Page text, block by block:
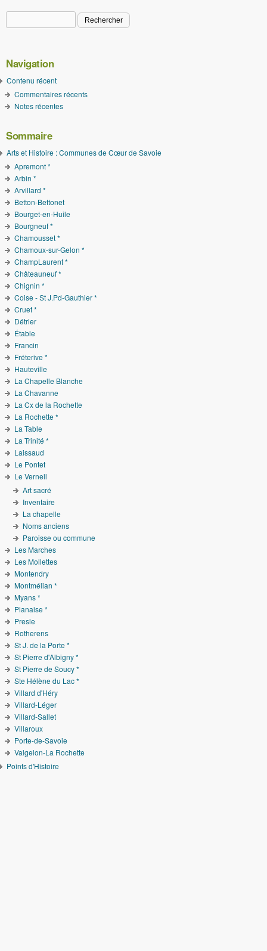
Formulaire de recherche
Navigation
Contenu récent
Commentaires récents
Notes récentes
Sommaire
Arts et Histoire : Communes de Cœur de Savoie
Apremont *
Arbin *
Arvillard *
Betton-Bettonet
Bourget-en-Huile
Bourgneuf *
Chamousset *
Chamoux-sur-Gelon *
ChampLaurent *
Châteauneuf *
Chignin *
Coise - St J.Pd-Gauthier *
Cruet *
Détrier
Étable
Francin
Fréterive *
Hauteville
La Chapelle Blanche
La Chavanne
La Cx de la Rochette
La Rochette *
La Table
La Trinité *
Laissaud
Le Pontet
Le Verneil
Art sacré
Inventaire
La chapelle
Noms anciens
Paroisse ou commune
Les Marches
Les Mollettes
Montendry
Montmélian *
Myans *
Planaise *
Presle
Rotherens
St J. de la Porte *
St Pierre d'Albigny *
St Pierre de Soucy *
Ste Hélène du Lac *
Villard d'Héry
Villard-Léger
Villard-Sallet
Villaroux
Porte-de-Savoie
Valgelon-La Rochette
Points d'Histoire